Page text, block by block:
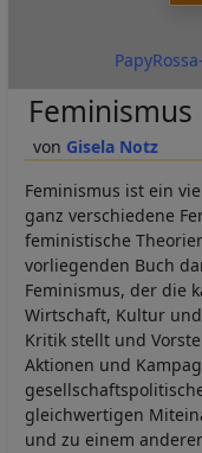
Gisela Notz
Feminismus
Feminismus ist ein
ganz verschiedene
feministische
vorliegenden Buch
Feminismus, der die
Wirtschaft, Kultur
Kritik stellt und
Aktionen und
gleichwertigen
und zu einem